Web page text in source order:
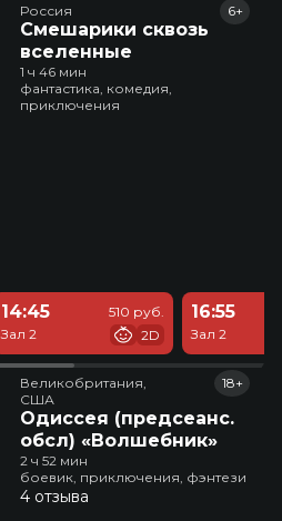
Россия
Смешарики сквозь
вселенные
6+
1 ч 46 мин
фантастика, комедия,
приключения
14:45
Зал 2
510 руб.
2D
16:55
Зал 2
Великобритания,
США
Одиссея (предсеанс.
обсл) «Волшебник»
18+
2 ч 52 мин
боевик, приключения, фэнтези
4 отзыва